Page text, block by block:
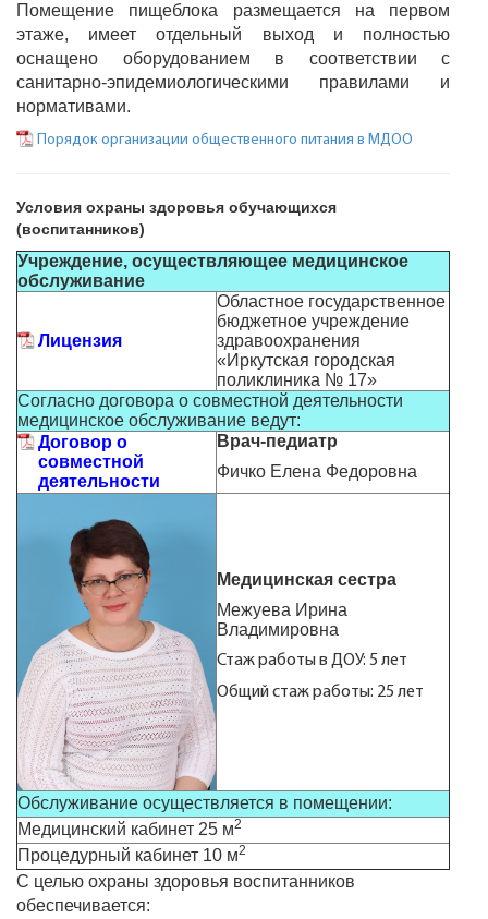
Помещение пищеблока размещается на первом
этаже, имеет отдельный выход и полностью
оснащено оборудованием в соответствии с
санитарно-эпидемиологическими правилами и
нормативами.
Порядок организации общественного питания в МДОО
Условия охраны здоровья обучающихся
(воспитанников)
Учреждение, осуществляющее медицинское
обслуживание
Лицензия
Областное государственное
бюджетное учреждение
здравоохранения
«Иркутская городская
поликлиника № 17»
Согласно договора о совместной деятельности
медицинское обслуживание ведут:
Договор о
совместной
деятельности
Врач-педиатр
Фичко Елена Федоровна
Медицинская сестра
Межуева Ирина
Владимировна
Стаж работы в ДОУ: 5 лет
Общий стаж работы: 25 лет
Обслуживание осуществляется в помещении:
Медицинский кабинет 25 м2
Процедурный кабинет 10 м2
С целью охраны здоровья воспитанников
обеспечивается: